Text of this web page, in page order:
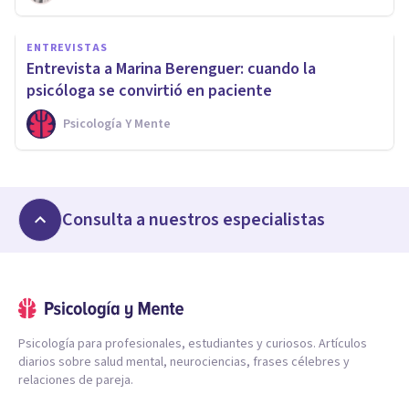
ENTREVISTAS
Entrevista a Marina Berenguer: cuando la
psicóloga se convirtió en paciente
Psicología Y Mente
Consulta a nuestros especialistas
Psicología para profesionales, estudiantes y curiosos. Artículos
diarios sobre salud mental, neurociencias, frases célebres y
relaciones de pareja.